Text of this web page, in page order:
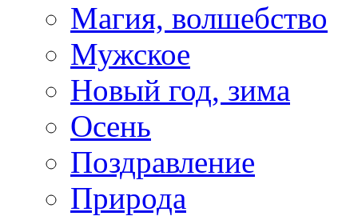
Магия, волшебство
Мужское
Новый год, зима
Осень
Поздравление
Природа